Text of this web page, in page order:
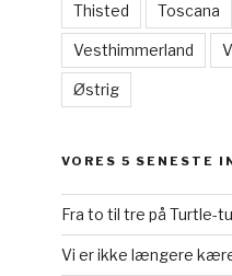
Thisted Toscana
Vesthimmerland
Østrig
VORES 5 SENESTE
Fra to til tre på Turtle-
Vi er ikke længere